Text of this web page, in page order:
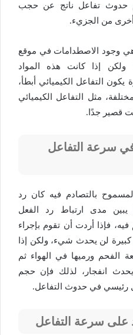
حدوث تفاعل ناتج عن حجب
أخرى من الجزيء.
وجود الاصطدامات في موقع
ولكن إذا كانت هذه المواد
يكون التفاعل الكيميائي أبطأ،
مثل التفاعل الكيميائي
قصير جدًا.
سرعة التفاعل
بالتصادم فيه كان رد
يبين مدى ارتباط رد الفعل
فإذا أردت أن تقوم بإجراء
لن يحدث شيء، ولكن إذا
ورميها في الهواء ثم
انفجار، لذلك فإن حجم
رئيسي في حدوث التفاعل.
على سرعة التفاعل